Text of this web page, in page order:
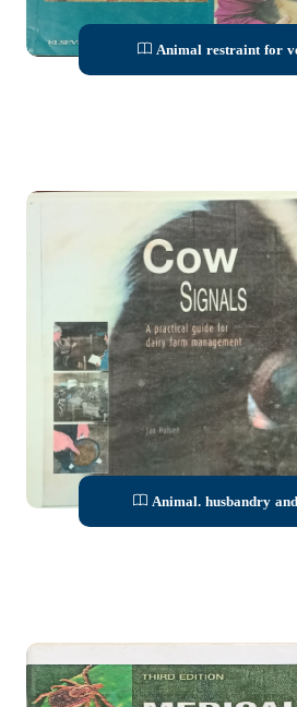
Animal restraint for
Animal. husbandry